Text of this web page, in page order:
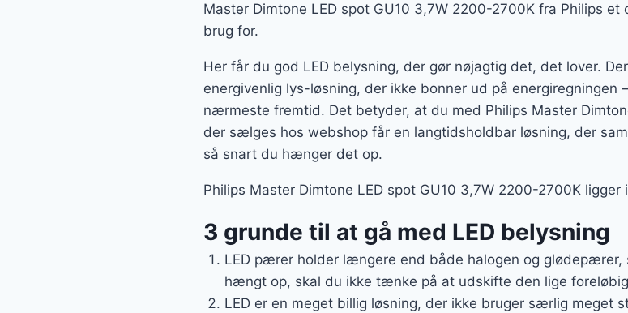
Master Dimtone LED spot GU10 3,7W 2200-2700K fra Philips
brug for.
Her får du god LED belysning, der gør nøjagtig det, det lover.
energivenlig lys-løsning, der ikke bonner ud på energiregningen
nærmeste fremtid. Det betyder, at du med Philips Master
der sælges hos webshop får en langtidsholdbar løsning, der
så snart du hænger det op.
Philips Master Dimtone LED spot GU10 3,7W 2200-2700K ligger
3 grunde til at gå med LED belysning
LED pærer holder længere end både halogen og
hængt op, skal du ikke tænke på at udskifte den lige
LED er en meget billig løsning, der ikke bruger særlig meget